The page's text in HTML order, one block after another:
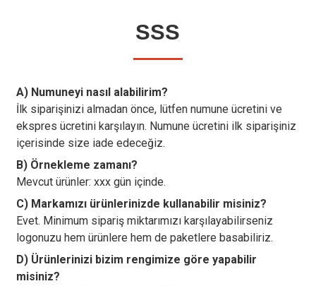
SSS
A) Numuneyi nasıl alabilirim?
İlk siparişinizi almadan önce, lütfen numune ücretini ve
ekspres ücretini karşılayın. Numune ücretini ilk siparişiniz
içerisinde size iade edeceğiz.
B) Örnekleme zamanı?
Mevcut ürünler: xxx gün içinde.
C) Markamızı ürünlerinizde kullanabilir misiniz?
Evet. Minimum sipariş miktarımızı karşılayabilirseniz
logonuzu hem ürünlere hem de paketlere basabiliriz.
D) Ürünlerinizi bizim rengimize göre yapabilir
misiniz?